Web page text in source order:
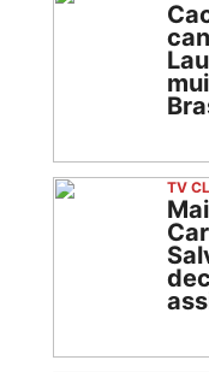
TV